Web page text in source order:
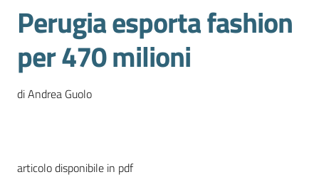
Seguici
su
Perugia esporta fashion
per 470 milioni
di Andrea Guolo
articolo disponibile in pdf